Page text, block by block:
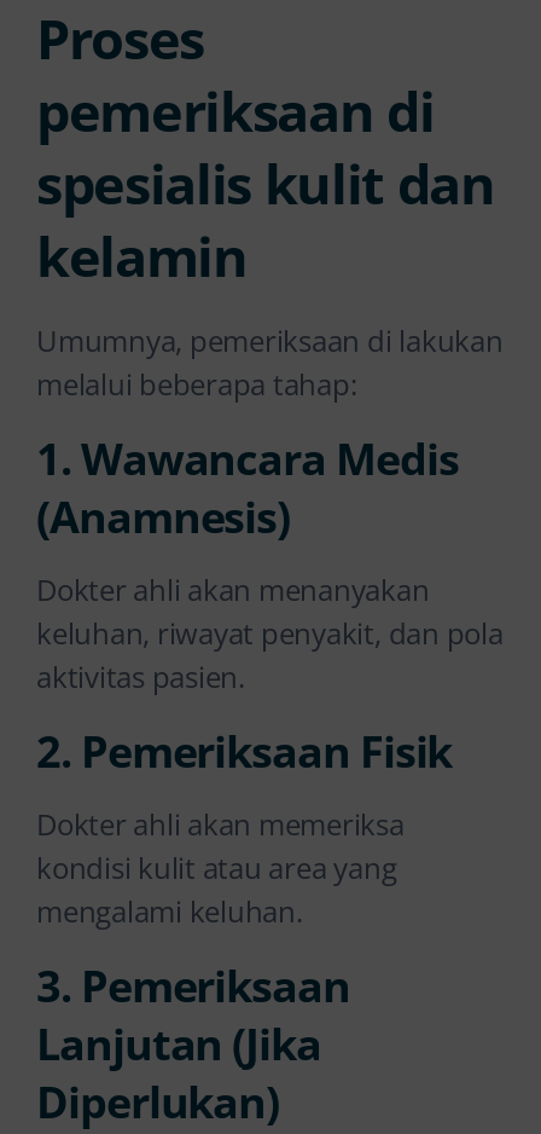
Proses
pemeriksaan di
spesialis kulit dan
kelamin
Umumnya, pemeriksaan di lakukan
melalui beberapa tahap:
1. Wawancara Medis
(Anamnesis)
Dokter ahli akan menanyakan
keluhan, riwayat penyakit, dan pola
aktivitas pasien.
2. Pemeriksaan Fisik
Dokter ahli akan memeriksa
kondisi kulit atau area yang
mengalami keluhan.
3. Pemeriksaan
Lanjutan (Jika
Diperlukan)